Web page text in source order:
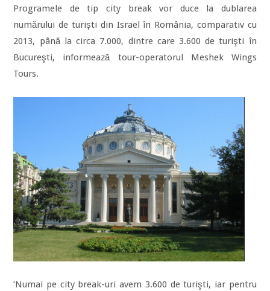
Programele de tip city break vor duce la dublarea
numărului de turişti din Israel în România, comparativ cu
2013, până la circa 7.000, dintre care 3.600 de turişti în
Bucureşti, informează tour-operatorul Meshek Wings
Tours.
‘Numai pe city break-uri avem 3.600 de turişti, iar pentru